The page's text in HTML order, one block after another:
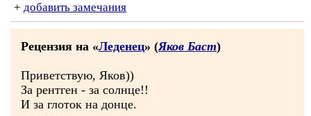
+ добавить замечания
Рецензия на «Леденец» (Яков Баст)
Приветствую, Яков))
За рентген - за солнце!!
И за глоток на донце.